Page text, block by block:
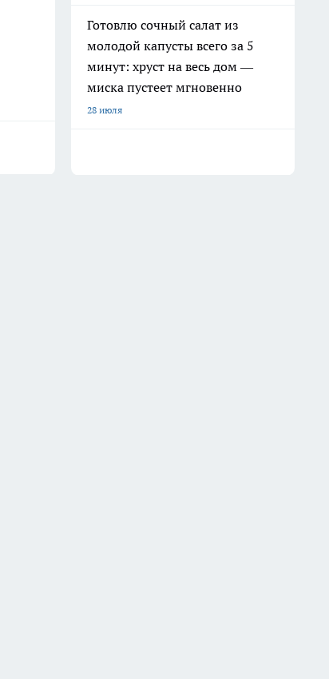
Готовлю сочный салат из
молодой капусты всего за 5
минут: хруст на весь дом —
миска пустеет мгновенно
28 июля